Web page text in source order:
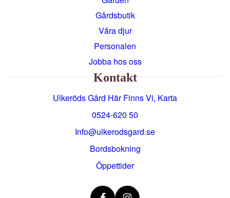
Gårdsbutik
Våra djur
Personalen
Jobba hos oss
Kontakt
Ulkeröds Gård Här Finns Vi, Karta
0524-620 50
info@ulkerodsgard.se
Bordsbokning
Öppettider